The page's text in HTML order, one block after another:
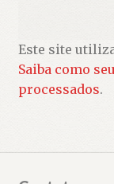
Este site
Saiba como
processados.